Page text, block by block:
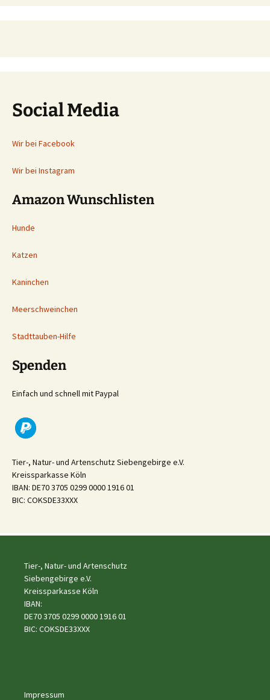
Social Media
Wir bei Facebook
Wir bei Instagram
Amazon Wunschlisten
Hunde
Katzen
Kaninchen
Meerschweinchen
Stadttauben-Hilfe
Spenden
Einfach und schnell mit Paypal
Tier-, Natur- und Artenschutz Siebengebirge e.V.
Kreissparkasse Köln
IBAN: DE70 3705 0299 0000 1916 01
BIC: COKSDE33XXX
Tier-, Natur- und Artenschutz
Siebengebirge e.V.
Kreissparkasse Köln
IBAN:
DE70 3705 0299 0000 1916 01
BIC: COKSDE33XXX
Impressum